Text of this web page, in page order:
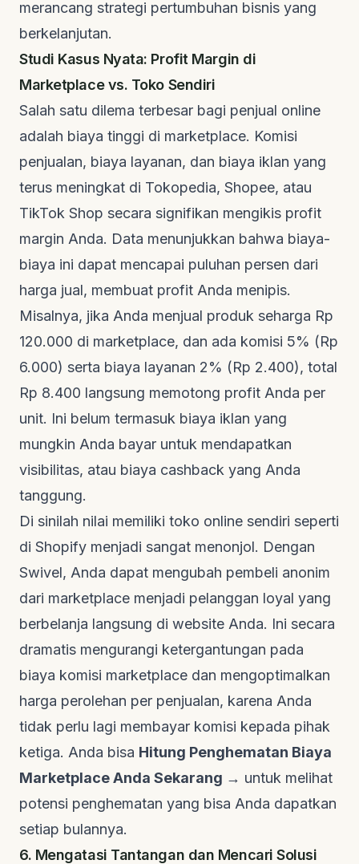
merancang strategi pertumbuhan bisnis yang
berkelanjutan.
Studi Kasus Nyata: Profit Margin di
Marketplace vs. Toko Sendiri
Salah satu dilema terbesar bagi penjual online
adalah biaya tinggi di marketplace. Komisi
penjualan, biaya layanan, dan biaya iklan yang
terus meningkat di Tokopedia, Shopee, atau
TikTok Shop secara signifikan mengikis profit
margin Anda. Data menunjukkan bahwa biaya-
biaya ini dapat mencapai puluhan persen dari
harga jual, membuat profit Anda menipis.
Misalnya, jika Anda menjual produk seharga Rp
120.000 di marketplace, dan ada komisi 5% (Rp
6.000) serta biaya layanan 2% (Rp 2.400), total
Rp 8.400 langsung memotong profit Anda per
unit. Ini belum termasuk biaya iklan yang
mungkin Anda bayar untuk mendapatkan
visibilitas, atau biaya cashback yang Anda
tanggung.
Di sinilah nilai memiliki toko online sendiri seperti
di Shopify menjadi sangat menonjol. Dengan
Swivel, Anda dapat mengubah pembeli anonim
dari marketplace menjadi pelanggan loyal yang
berbelanja langsung di website Anda. Ini secara
dramatis mengurangi ketergantungan pada
biaya komisi marketplace dan mengoptimalkan
harga perolehan per penjualan, karena Anda
tidak perlu lagi membayar komisi kepada pihak
ketiga. Anda bisa Hitung Penghematan Biaya
Marketplace Anda Sekarang → untuk melihat
potensi penghematan yang bisa Anda dapatkan
setiap bulannya.
6. Mengatasi Tantangan dan Mencari Solusi